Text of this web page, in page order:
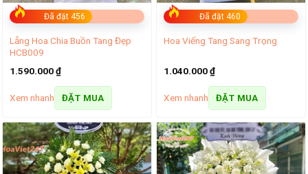
Đã đặt 456
Lẵng Hoa Chia Buồn Tang Đẹp
HCB009
1.590.000₫
Xem nhanh ĐẶT MUA
Đã đặt 460
Hoa Viếng Tang Sang Trọng
1.040.000₫
Xem nhanh ĐẶT MUA